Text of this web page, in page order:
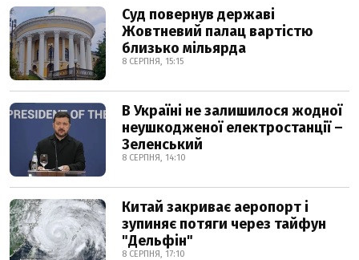
Суд повернув державі
Жовтневий палац вартістю
близько мільярда
8 СЕРПНЯ, 15:15
В Україні не залишилося жодної
неушкодженої електростанції –
Зеленський
8 СЕРПНЯ, 14:10
Китай закриває аеропорт і
зупиняє потяги через тайфун
"Дельфін"
8 СЕРПНЯ, 17:10